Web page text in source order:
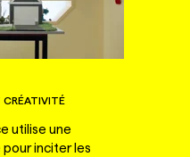
utilise une
inciter les